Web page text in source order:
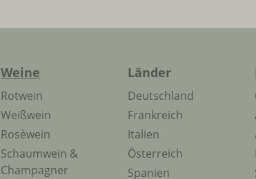
Weine
Rotwein
Weißwein
Rosèwein
Schaumwein &
Champagner
Länder
Deutschland
Frankreich
Italien
Österreich
Spanien